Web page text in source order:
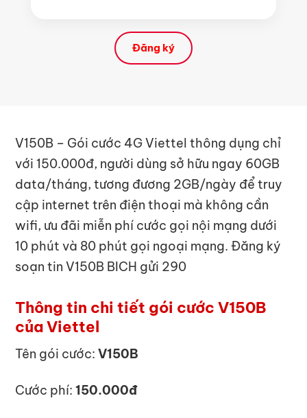
Đăng ký
V150B – Gói cước 4G Viettel thông dụng chỉ
với 150.000đ, người dùng sở hữu ngay 60GB
data/tháng, tương đương 2GB/ngày để truy
cập internet trên điện thoại mà không cần
wifi, ưu đãi miễn phí cước gọi nội mạng dưới
10 phút và 80 phút gọi ngoại mạng. Đăng ký
soạn tin V150B BICH gửi 290
Thông tin chi tiết gói cước V150B
của Viettel
Tên gói cước: V150B
Cước phí:150.000đ